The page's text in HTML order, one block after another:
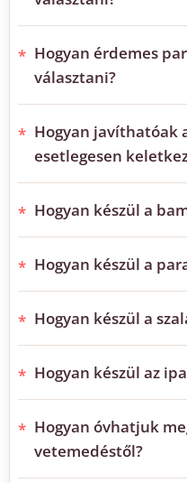
Hogyan érdemes
választani?
Hogyan javíthatóak
esetlegesen
Hogyan készül a
Hogyan készül a
Hogyan készül a
Hogyan készül az
Hogyan óvhatjuk
vetemedéstől?